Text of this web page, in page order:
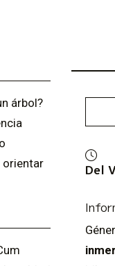
Del
árbol?
orientar